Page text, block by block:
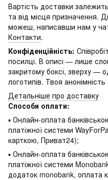
Вартість доставки
та від місця призначення.
можеш, написавши нам у
Контакти.
Конфіденційність:
посилці. В описі — лише
закритому боксі, зверху —
логотипів. Твоя
Детальніше про доставку
Способи оплати:
▪ Онлайн-оплата
платіжної системи
карткою, Приват24);
▪ Онлайн-оплата
платіжної системи
додаток monobank, оплата